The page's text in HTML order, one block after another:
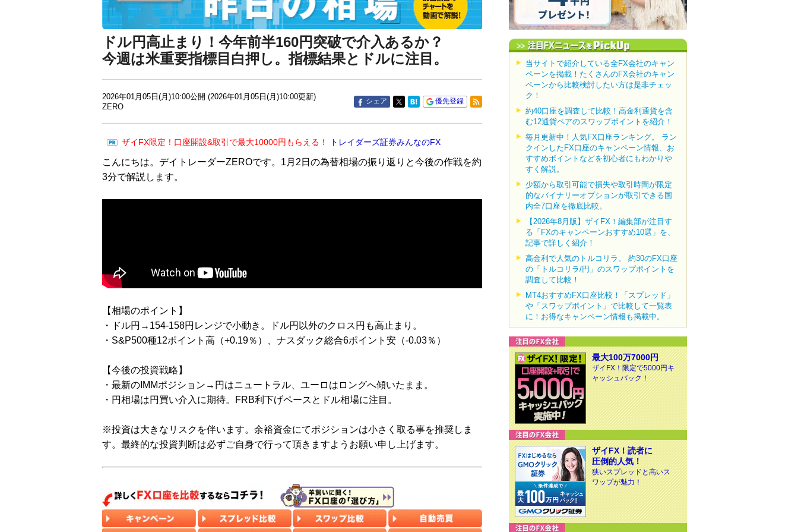
ドル円高止まり！今年前半160円突破で介入あるか？
今週は米重要指標目白押し。指標結果とドルに注目。
2026年01月05日(月)10:00公開 (2026年01月05日(月)10:00更新)
ZERO
シェア 優先登録
ザイFX限定！口座開設&取引で最大10000円もらえる！ トレイダーズ証券みんなのFX
こんにちは。デイトレーダーZEROです。1月2日の為替相場の振り返りと今後の作戦を約
3分で解説します。
【相場のポイント】
・ドル円→154-158円レンジで小動き。ドル円以外のクロス円も高止まり。
・S&P500種12ポイント高（+0.19％）、ナスダック総合6ポイント安（-0.03％）
【今後の投資戦略】
・最新のIMMポジション→円はニュートラル、ユーロはロングへ傾いたまま。
・円相場は円買い介入に期待。FRB利下げペースとドル相場に注目。
※投資は大きなリスクを伴います。余裕資金にてポジションは小さく取る事を推奨しま
す。最終的な投資判断は必ずご自身で行って頂きますようお願い申し上げます。
当サイトで紹介している全FX会社のキャン
ペーンを掲載！たくさんのFX会社のキャン
ペーンから比較検討したい方は是非チェッ
ク！
約40口座を調査して比較！高金利通貨を含
む12通貨ペアのスワップポイントを紹介！
毎月更新中！人気FX口座ランキング。 ラン
クインしたFX口座のキャンペーン情報、お
すすめポイントなどを初心者にもわかりや
すく解説。
少額から取引可能で損失や取引時間が限定
的なバイナリーオプションが取引できる国
内全7口座を徹底比較。
【2026年8月版】ザイFX！編集部が注目す
る「FXのキャンペーンおすすめ10選」を、
記事で詳しく紹介！
高金利で人気のトルコリラ。 約30のFX口座
の「トルコリラ/円」のスワップポイントを
調査して比較！
MT4おすすめFX口座比較！「スプレッド」
や「スワップポイント」で比較して一覧表
に！お得なキャンペーン情報も掲載中。
最大100万7000円
ザイFX！限定で5000円キ
ャッシュバック！
ザイFX！読者に
圧倒的人気！
狭いスプレッドと高いス
ワップが魅力！